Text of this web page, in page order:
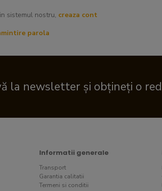
sistemul nostru, creaza cont
parola
la newsletter și obțineți o
Informatii generale
Transport
Garantia calitatii
Termeni si conditii